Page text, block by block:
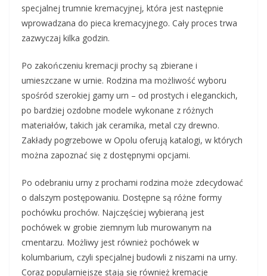
specjalnej trumnie kremacyjnej, która jest następnie
wprowadzana do pieca kremacyjnego. Cały proces trwa
zazwyczaj kilka godzin.
Po zakończeniu kremacji prochy są zbierane i
umieszczane w urnie. Rodzina ma możliwość wyboru
spośród szerokiej gamy urn – od prostych i eleganckich,
po bardziej ozdobne modele wykonane z różnych
materiałów, takich jak ceramika, metal czy drewno.
Zakłady pogrzebowe w Opolu oferują katalogi, w których
można zapoznać się z dostępnymi opcjami.
Po odebraniu urny z prochami rodzina może zdecydować
o dalszym postępowaniu. Dostępne są różne formy
pochówku prochów. Najczęściej wybieraną jest
pochówek w grobie ziemnym lub murowanym na
cmentarzu. Możliwy jest również pochówek w
kolumbarium, czyli specjalnej budowli z niszami na urny.
Coraz popularniejsze stają się również kremacje